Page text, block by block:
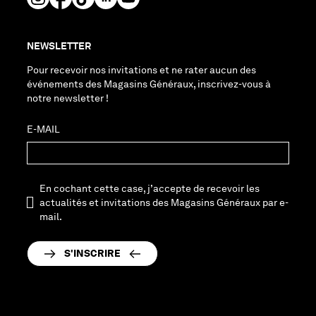
NEWSLETTER
Pour recevoir nos invitations et ne rater aucun des
événements des Magasins Généraux, inscrivez-vous à
notre newsletter !
E-MAIL
En cochant cette case, j’accepte de recevoir les
actualités et invitations des Magasins Généraux par e-
mail.
S'INSCRIRE